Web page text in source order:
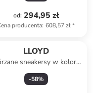
od: 294,95 zł
producenta: 608,57 zł*
LLOYD
sneakersy w kolorze
biało-fioletowo-
jasnobrązowym
-58%